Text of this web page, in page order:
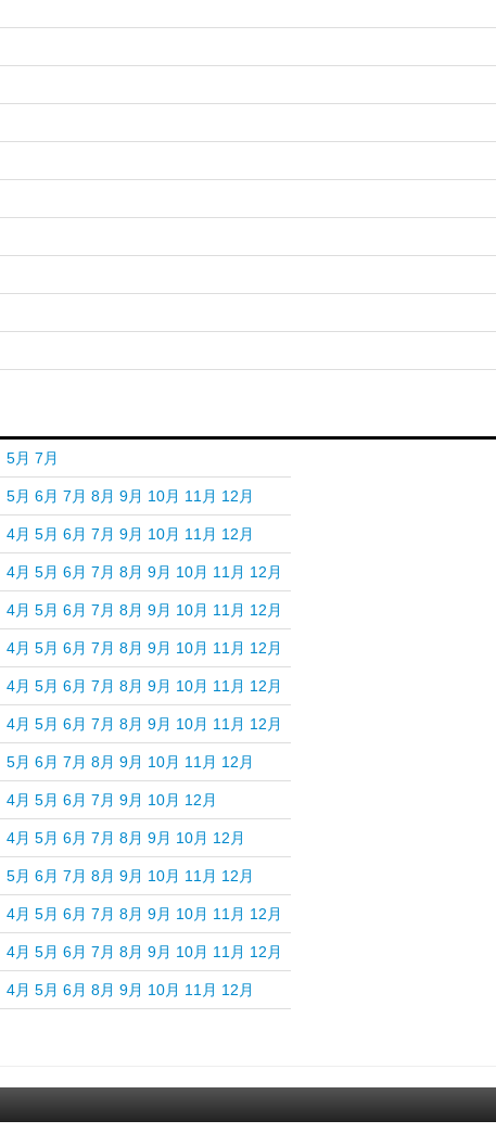
5月 7月
5月 6月 7月 8月 9月 10月 11月 12月
4月 5月 6月 7月 9月 10月 11月 12月
4月 5月 6月 7月 8月 9月 10月 11月 12月
4月 5月 6月 7月 8月 9月 10月 11月 12月
4月 5月 6月 7月 8月 9月 10月 11月 12月
4月 5月 6月 7月 8月 9月 10月 11月 12月
4月 5月 6月 7月 8月 9月 10月 11月 12月
5月 6月 7月 8月 9月 10月 11月 12月
4月 5月 6月 7月 9月 10月 12月
4月 5月 6月 7月 8月 9月 10月 12月
5月 6月 7月 8月 9月 10月 11月 12月
4月 5月 6月 7月 8月 9月 10月 11月 12月
4月 5月 6月 7月 8月 9月 10月 11月 12月
4月 5月 6月 8月 9月 10月 11月 12月